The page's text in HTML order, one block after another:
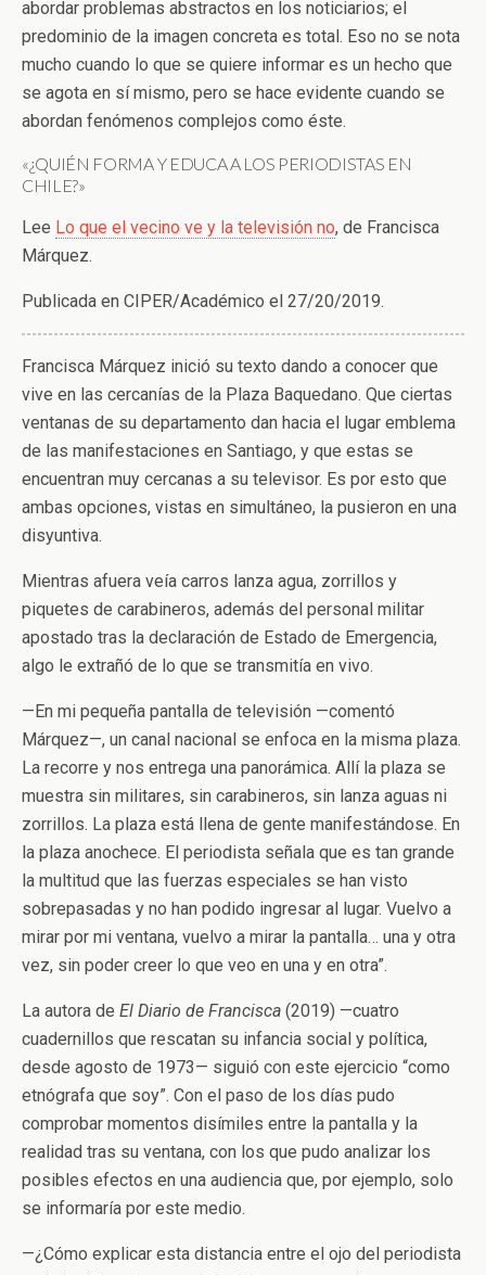
abordar problemas abstractos en los noticiarios; el
predominio de la imagen concreta es total. Eso no se nota
mucho cuando lo que se quiere informar es un hecho que
se agota en sí mismo, pero se hace evidente cuando se
abordan fenómenos complejos como éste.
«¿QUIÉN FORMA Y EDUCA A LOS PERIODISTAS EN
CHILE?»
Lee Lo que el vecino ve y la televisión no, de Francisca
Márquez.
Publicada en CIPER/Académico el 27/20/2019.
Francisca Márquez inició su texto dando a conocer que
vive en las cercanías de la Plaza Baquedano. Que ciertas
ventanas de su departamento dan hacia el lugar emblema
de las manifestaciones en Santiago, y que estas se
encuentran muy cercanas a su televisor. Es por esto que
ambas opciones, vistas en simultáneo, la pusieron en una
disyuntiva.
Mientras afuera veía carros lanza agua, zorrillos y
piquetes de carabineros, además del personal militar
apostado tras la declaración de Estado de Emergencia,
algo le extrañó de lo que se transmitía en vivo.
—En mi pequeña pantalla de televisión —comentó
Márquez—, un canal nacional se enfoca en la misma plaza.
La recorre y nos entrega una panorámica. Allí la plaza se
muestra sin militares, sin carabineros, sin lanza aguas ni
zorrillos. La plaza está llena de gente manifestándose. En
la plaza anochece. El periodista señala que es tan grande
la multitud que las fuerzas especiales se han visto
sobrepasadas y no han podido ingresar al lugar. Vuelvo a
mirar por mi ventana, vuelvo a mirar la pantalla… una y otra
vez, sin poder creer lo que veo en una y en otra”.
La autora de El Diario de Francisca (2019) —cuatro
cuadernillos que rescatan su infancia social y política,
desde agosto de 1973— siguió con este ejercicio “como
etnógrafa que soy”. Con el paso de los días pudo
comprobar momentos disímiles entre la pantalla y la
realidad tras su ventana, con los que pudo analizar los
posibles efectos en una audiencia que, por ejemplo, solo
se informaría por este medio.
—¿Cómo explicar esta distancia entre el ojo del periodista